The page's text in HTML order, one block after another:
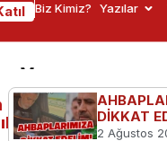
Biz Kimiz? Yazılar
TGB'den Bağış
DİKKAT
2 Ağustos